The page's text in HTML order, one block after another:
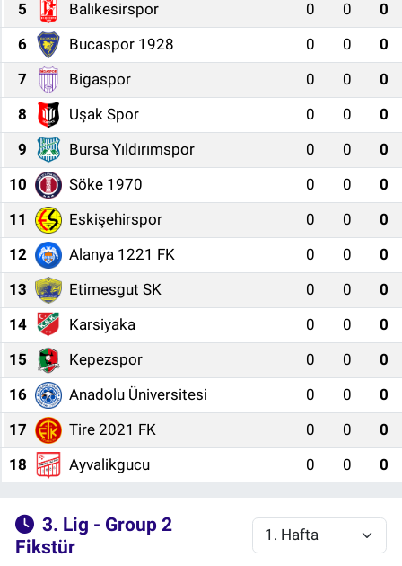
5
Balıkesirspor 0 0
0
6
Bucaspor 1928 0 0
0
7
Bigaspor 0 0
0
8
Uşak Spor 0 0
0
9
Bursa Yıldırımspor 0 0
0
10
Söke 1970 0 0
0
11
Eskişehirspor 0 0
0
12
Alanya 1221 FK 0 0
0
13
Etimesgut SK 0 0
0
14
Karsiyaka 0 0
0
15
Kepezspor 0 0
0
16
Anadolu Üniversitesi 0 0
0
17
Tire 2021 FK 0 0
0
18
Ayvalikgucu 0 0 0
3. Lig - Group 2
Fikstür